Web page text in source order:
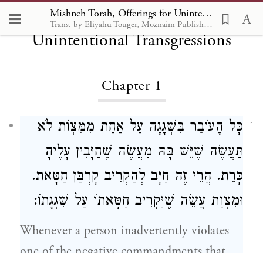
Mishneh Torah, Offerings for Unintentional Transgressions 1:1
Trans. by Eliyahu Touger, Moznaim Publishing
Mishneh Torah, Offerings for
Unintentional Transgressions
Chapter 1
1
כָּל הָעוֹבֵר בִּשְׁגָגָה עַל אַחַת מִמִּצְוֹת לֹא
תַּעֲשֶׂה שֶׁיֵּשׁ בָּהּ מַעֲשֶׂה שֶׁחַיָּבִין עָלֶיהָ
כָּרֵת. הֲרֵי זֶה חַיָּב לְהַקְרִיב קָרְבַּן חַטָּאת.
וּמִצְוַת עֲשֵׂה שֶׁיַּקְרִיב חַטָּאתוֹ עַל שִׁגְגָתוֹ:
Whenever a person inadvertently violates